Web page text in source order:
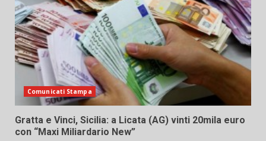
Comunicati Stampa
Gratta e Vinci, Sicilia: a Licata (AG) vinti 20mila euro
con “Maxi Miliardario New”